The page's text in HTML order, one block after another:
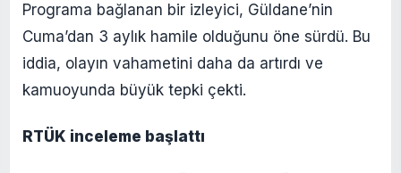
Programa bağlanan bir izleyici, Güldane’nin
Cuma’dan 3 aylık hamile olduğunu öne sürdü. Bu
iddia, olayın vahametini daha da artırdı ve
kamuoyunda büyük tepki çekti.​
RTÜK inceleme başlattı